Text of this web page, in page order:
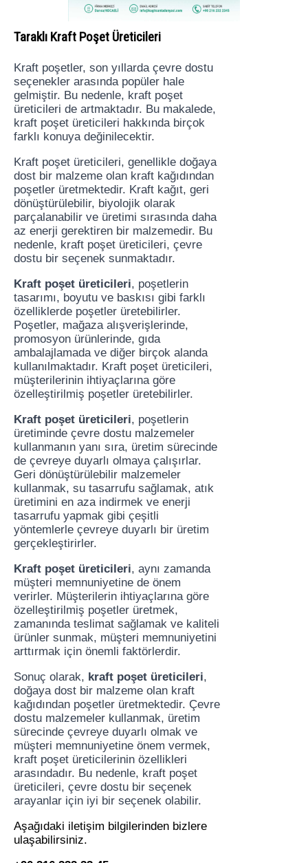
Taraklı Kraft Poşet Üreticileri
Kraft poşetler, son yıllarda çevre dostu
seçenekler arasında popüler hale
gelmiştir. Bu nedenle, kraft poşet
üreticileri de artmaktadır. Bu makalede,
kraft poşet üreticileri hakkında birçok
farklı konuya değinilecektir.
Kraft poşet üreticileri, genellikle doğaya
dost bir malzeme olan kraft kağıdından
poşetler üretmektedir. Kraft kağıt, geri
dönüştürülebilir, biyolojik olarak
parçalanabilir ve üretimi sırasında daha
az enerji gerektiren bir malzemedir. Bu
nedenle, kraft poşet üreticileri, çevre
dostu bir seçenek sunmaktadır.
Kraft poşet üreticileri, poşetlerin
tasarımı, boyutu ve baskısı gibi farklı
özelliklerde poşetler üretebilirler.
Poşetler, mağaza alışverişlerinde,
promosyon ürünlerinde, gıda
ambalajlamada ve diğer birçok alanda
kullanılmaktadır. Kraft poşet üreticileri,
müşterilerinin ihtiyaçlarına göre
özelleştirilmiş poşetler üretebilirler.
Kraft poşet üreticileri, poşetlerin
üretiminde çevre dostu malzemeler
kullanmanın yanı sıra, üretim sürecinde
de çevreye duyarlı olmaya çalışırlar.
Geri dönüştürülebilir malzemeler
kullanmak, su tasarrufu sağlamak, atık
üretimini en aza indirmek ve enerji
tasarrufu yapmak gibi çeşitli
yöntemlerle çevreye duyarlı bir üretim
gerçekleştirirler.
Kraft poşet üreticileri, aynı zamanda
müşteri memnuniyetine de önem
verirler. Müşterilerin ihtiyaçlarına göre
özelleştirilmiş poşetler üretmek,
zamanında teslimat sağlamak ve kaliteli
ürünler sunmak, müşteri memnuniyetini
arttırmak için önemli faktörlerdir.
Sonuç olarak, kraft poşet üreticileri,
doğaya dost bir malzeme olan kraft
kağıdından poşetler üretmektedir. Çevre
dostu malzemeler kullanmak, üretim
sürecinde çevreye duyarlı olmak ve
müşteri memnuniyetine önem vermek,
kraft poşet üreticilerinin özellikleri
arasındadır. Bu nedenle, kraft poşet
üreticileri, çevre dostu bir seçenek
arayanlar için iyi bir seçenek olabilir.
Aşağıdaki iletişim bilgilerinden bizlere
ulaşabilirsiniz.